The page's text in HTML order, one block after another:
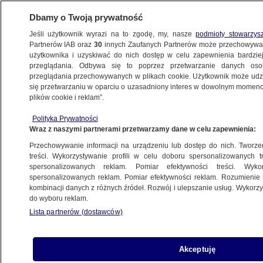
POLSKA
technicznych i militarnych bazy
w Redzikowie jest bardzo duży
13.11.2024, 11:41
Udostępnij
bazy w Redzikowie jest bardzo duży - ocenił
doradca szefa MON generał Mieczysław
Dbamy o Twoją prywatność
Jeśli użytkownik wyrazi na to zgodę, my, naszepodmioty
Partnerów IAB oraz30 innych Zaufanych Partnerów może
użytkownika i uzyskiwać do nich dostęp w celu zapewnienia
przeglądania. Odbywa się to poprzez przetwarzanie danych
przeglądania przechowywanych w plikach cookie. Użytkownik może
się przetwarzaniu w oparciu o uzasadniony interes w dowolnym
plików cookie i reklam”.
Polityka Prywatności
Wraz z naszymi partnerami przetwarzamy dane w celu zapewnienia:
Przechowywanie informacji na urządzeniu lub dostęp do nich.
treści. Wykorzystywanie profili w celu doboru spersonalizowanych
spersonalizowanych reklam. Pomiar efektywności treści.
spersonalizowanych reklam. Pomiar efektywności reklam.
kombinacji danych z różnych źródeł. Rozwój i ulepszanie usług.
do wyboru reklam.
Lista partnerów (dostawców)
Akceptuję